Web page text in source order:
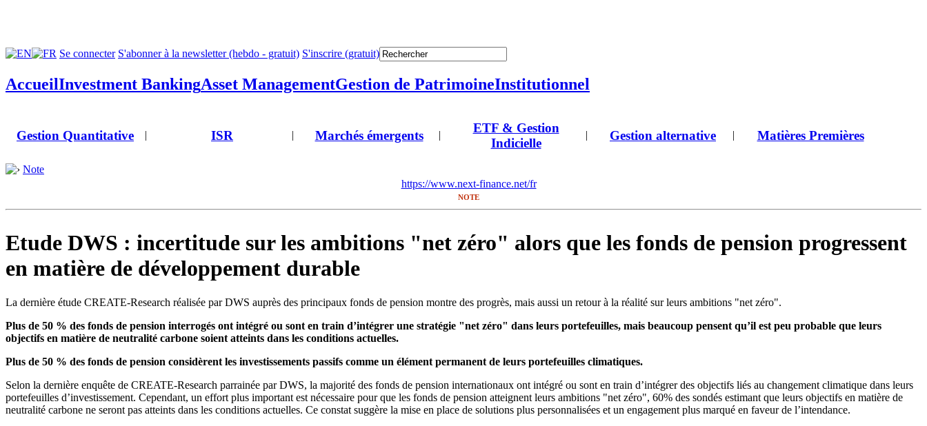
Se connecter S'abonner à la newsletter (hebdo - gratuit) S'inscrire (gratuit)
AccueilInvestment BankingAsset ManagementGestion de PatrimoineInstitutionnel
Gestion Quantitative | ISR | Marchés émergents |
ETF & Gestion
Indicielle
| Gestion alternative | Matières Premières
Note
https://www.next-finance.net/fr
NOTE
Etude DWS : incertitude sur les ambitions "net zéro" alors que les fonds de pension progressent
en matière de développement durable
La dernière étude CREATE-Research réalisée par DWS auprès des principaux fonds de pension montre des progrès, mais aussi un retour à la réalité sur leurs ambitions "net zéro".
Plus de 50 % des fonds de pension interrogés ont intégré ou sont en train d’intégrer une stratégie "net zéro" dans leurs portefeuilles, mais beaucoup pensent qu’il est peu probable que leurs
objectifs en matière de neutralité carbone soient atteints dans les conditions actuelles.
Plus de 50 % des fonds de pension considèrent les investissements passifs comme un élément permanent de leurs portefeuilles climatiques.
Selon la dernière enquête de CREATE-Research parrainée par DWS, la majorité des fonds de pension internationaux ont intégré ou sont en train d’intégrer des objectifs liés au changement climatique dans leurs
portefeuilles d’investissement. Cependant, un effort plus important est nécessaire pour que les fonds de pension atteignent leurs ambitions "net zéro", 60% des sondés estimant que leurs objectifs en matière de
neutralité carbone ne seront pas atteints dans les conditions actuelles. Ce constat suggère la mise en place de solutions plus personnalisées et un engagement plus marqué en faveur de l’intendance.